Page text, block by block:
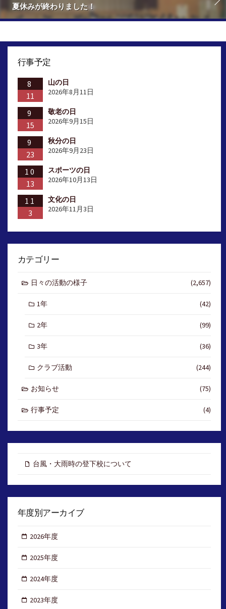
夏休みが終わりました！
行事予定
8
11
山の日
2026年8月11日
9
15
敬老の日
2026年9月15日
9
23
秋分の日
2026年9月23日
10
13
スポーツの日
2026年10月13日
11
3
文化の日
2026年11月3日
カテゴリー
日々の活動の様子 (2,657)
1年 (42)
2年 (99)
3年 (36)
クラブ活動 (244)
お知らせ (75)
行事予定 (4)
台風・大雨時の登下校について
年度別アーカイブ
2026年度
2025年度
2024年度
2023年度